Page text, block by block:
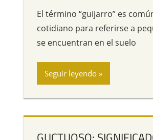
El término “guijarro” es
cotidiano para referirse a
se encuentran en el suelo
Seguir leyendo